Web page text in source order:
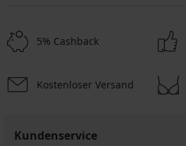
5% Cashback
Kostenloser Versand
Kundenservice